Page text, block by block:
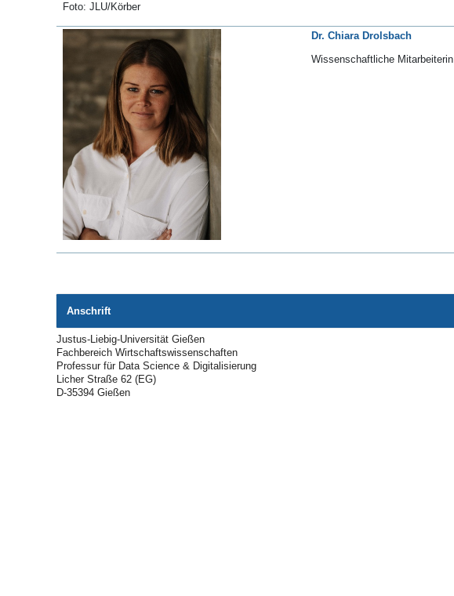
Foto: JLU/Körber
Dr. Chiara Drolsbach
Wissenschaftliche Mitarbeiterin
Anschrift
Justus-Liebig-Universität Gießen
Fachbereich Wirtschaftswissenschaften
Professur für Data Science & Digitalisierung
Licher Straße 62 (EG)
D-35394 Gießen